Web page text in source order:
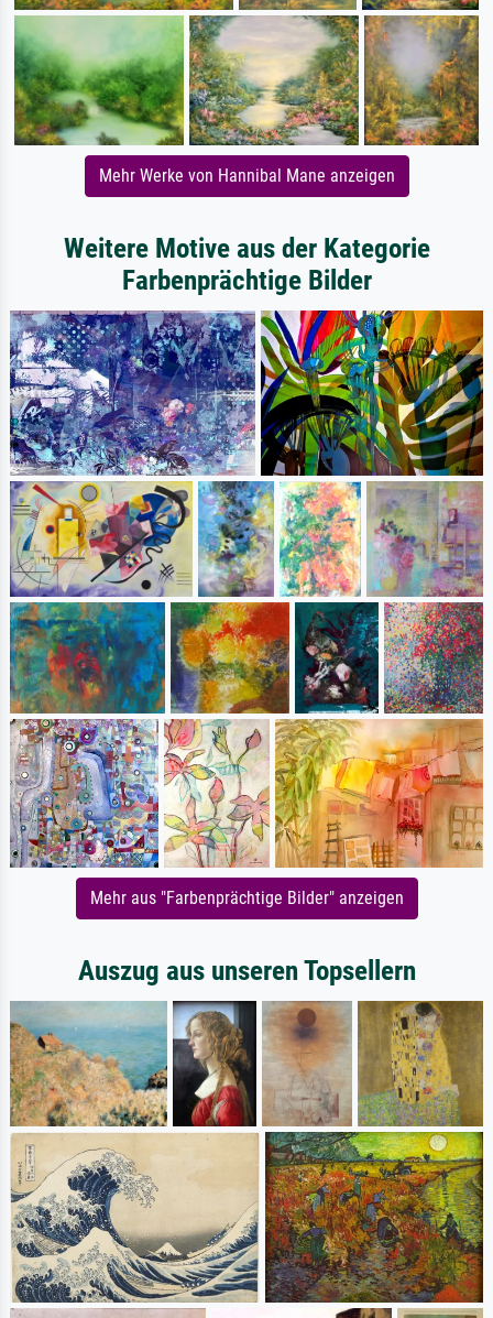
Mehr Werke von Hannibal Mane anzeigen
Weitere Motive aus der Kategorie
Farbenprächtige Bilder
Mehr aus "Farbenprächtige Bilder" anzeigen
Auszug aus unseren Topsellern